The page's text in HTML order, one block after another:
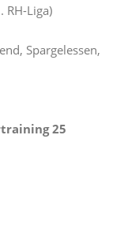
RH-Liga)
Spargelessen,
25